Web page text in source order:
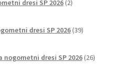
dresi SP 2026 2izdelka
dresi SP 2026 39izdelkov
nogometni dresi SP 2026 26izdelkov